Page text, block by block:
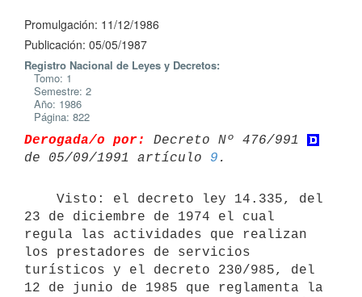
Promulgación: 11/12/1986
Publicación: 05/05/1987
Registro Nacional de Leyes y Decretos:
Tomo: 1
Semestre: 2
Año: 1986
Página: 822
Derogada/o por:
Decreto Nº 476/991
de 05/09/1991 artículo 9
23 de diciembre de 1974 el cual
regula las actividades que realizan
los prestadores de servicios
turísticos y el decreto 230/985, del
12 de junio de 1985 que reglamenta la